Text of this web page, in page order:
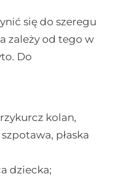
się do szeregu
zależy od tego w
Do
kolan,
płaska
dziecka;